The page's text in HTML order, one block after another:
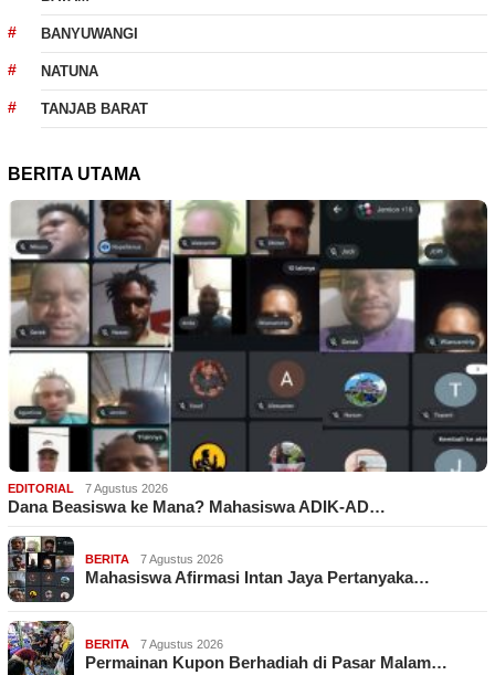
BANYUWANGI
NATUNA
TANJAB BARAT
BERITA UTAMA
EDITORIAL 7 Agustus 2026
Dana Beasiswa ke Mana? Mahasiswa ADIK-AD…
BERITA 7 Agustus 2026
Mahasiswa Afirmasi Intan Jaya Pertanyaka…
BERITA 7 Agustus 2026
Permainan Kupon Berhadiah di Pasar Malam…